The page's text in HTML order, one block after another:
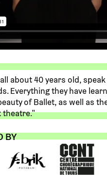
about 40 years old,
Everything they have
of Ballet, as well as
theatre.''
BY